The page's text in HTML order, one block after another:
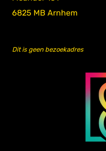
6825 MB Arnhem
Dit is geen bezoekadres